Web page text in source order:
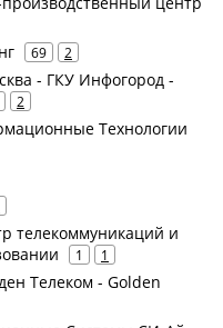
69 2
- ГКУ Инфогород -
2
Технологии
телекоммуникаций и
1 1
Телеком - Golden